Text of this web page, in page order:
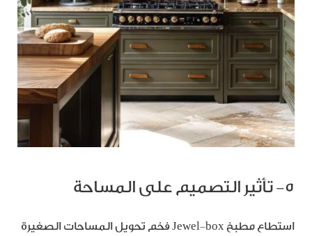
٥- تأثير التصميم على المساحة
استطاع مطبخ Jewel‑box فخم تحويل المساحات الصغيرة